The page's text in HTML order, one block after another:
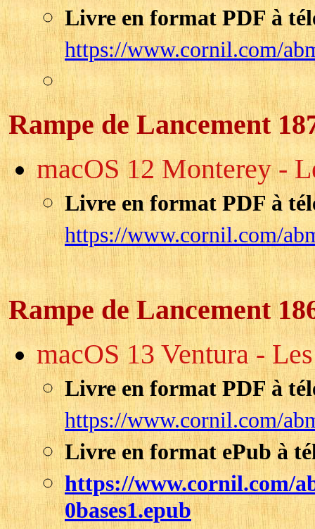
Livre en format PDF à
https://www.cornil.com/
Rampe de Lancement
macOS 12 Monterey -
Livre en format PDF à
https://www.cornil.com/
Rampe de Lancement
macOS 13 Ventura -
Livre en format PDF à
https://www.cornil.com/
Livre en format ePub à
https://www.cornil.com/
0bases1.epub